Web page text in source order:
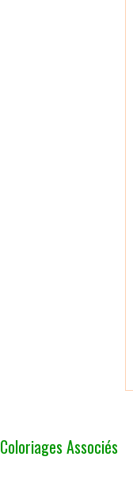
Coloriages Associés